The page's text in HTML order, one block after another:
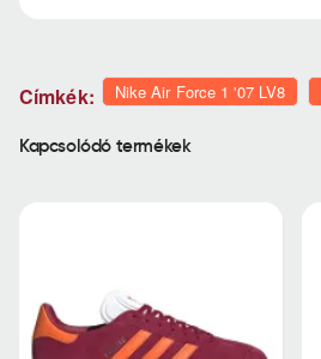
Címkék: Nike Air Force 1 '07 LV8
Kapcsolódó termékek